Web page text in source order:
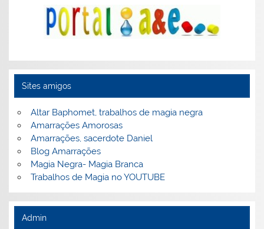
Sites amigos
Altar Baphomet, trabalhos de magia negra
Amarrações Amorosas
Amarrações, sacerdote Daniel
Blog Amarrações
Magia Negra- Magia Branca
Trabalhos de Magia no YOUTUBE
Admin